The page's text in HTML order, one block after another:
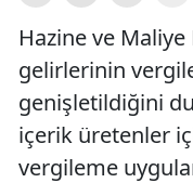
Hazine ve Maliye
gelirlerinin
genişletildiğini
içerik üretenler
vergileme